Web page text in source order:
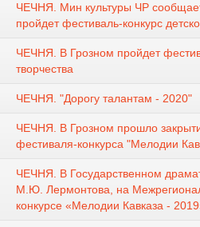
ЧЕЧНЯ. Мин культуры ЧР
пройдет фестиваль-конкурс
ЧЕЧНЯ. В Грозном пройдет
творчества
ЧЕЧНЯ. "Дорогу талантам - 2020"
ЧЕЧНЯ. В Грозном прошло
фестиваля-конкурса "Мелодии
ЧЕЧНЯ. В Государственном
М.Ю. Лермонтова, на
конкурсе «Мелодии Кавказа -